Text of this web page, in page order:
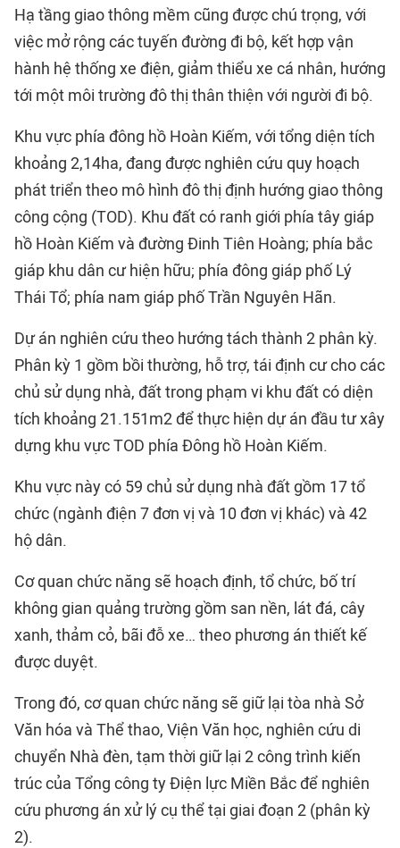
Hạ tầng giao thông mềm cũng được chú trọng, với
việc mở rộng các tuyến đường đi bộ, kết hợp vận
hành hệ thống xe điện, giảm thiểu xe cá nhân, hướng
tới một môi trường đô thị thân thiện với người đi bộ.
Khu vực phía đông hồ Hoàn Kiếm, với tổng diện tích
khoảng 2,14ha, đang được nghiên cứu quy hoạch
phát triển theo mô hình đô thị định hướng giao thông
công cộng (TOD). Khu đất có ranh giới phía tây giáp
hồ Hoàn Kiếm và đường Đinh Tiên Hoàng; phía bắc
giáp khu dân cư hiện hữu; phía đông giáp phố Lý
Thái Tổ; phía nam giáp phố Trần Nguyên Hãn.
Dự án nghiên cứu theo hướng tách thành 2 phân kỳ.
Phân kỳ 1 gồm bồi thường, hỗ trợ, tái định cư cho các
chủ sử dụng nhà, đất trong phạm vi khu đất có diện
tích khoảng 21.151m2 để thực hiện dự án đầu tư xây
dựng khu vực TOD phía Đông hồ Hoàn Kiếm.
Khu vực này có 59 chủ sử dụng nhà đất gồm 17 tổ
chức (ngành điện 7 đơn vị và 10 đơn vị khác) và 42
hộ dân.
Cơ quan chức năng sẽ hoạch định, tổ chức, bố trí
không gian quảng trường gồm san nền, lát đá, cây
xanh, thảm cỏ, bãi đỗ xe… theo phương án thiết kế
được duyệt.
Trong đó, cơ quan chức năng sẽ giữ lại tòa nhà Sở
Văn hóa và Thể thao, Viện Văn học, nghiên cứu di
chuyển Nhà đèn, tạm thời giữ lại 2 công trình kiến
trúc của Tổng công ty Điện lực Miền Bắc để nghiên
cứu phương án xử lý cụ thể tại giai đoạn 2 (phân kỳ
2).